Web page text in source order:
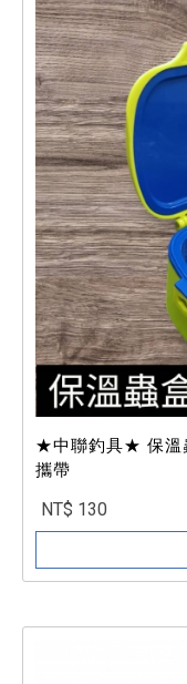
★中聯釣具★ 保溫
攜帶
NT$ 130